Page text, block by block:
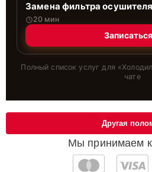
Замена фильтра осушителя
20 мин
Записаться
Полный список услуг для «
чате
Мы принимаем
Другая